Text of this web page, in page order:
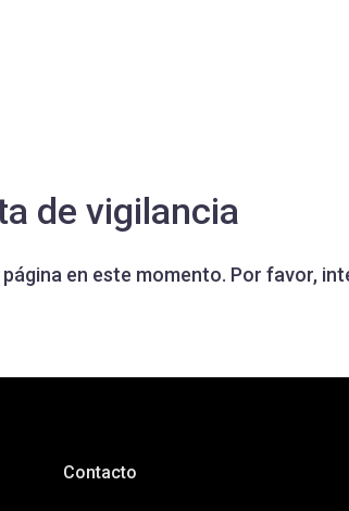
de vigilancia
en este momento. Por favor,
Contacto